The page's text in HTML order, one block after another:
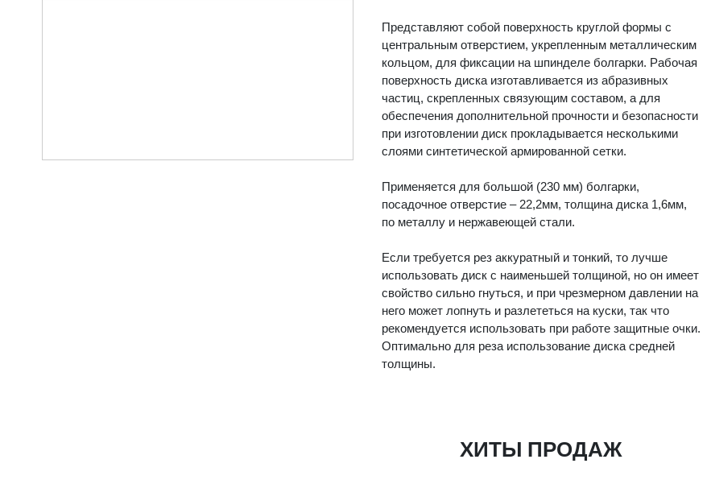
Представляют собой поверхность круглой формы с
центральным отверстием, укрепленным металлическим
кольцом, для фиксации на шпинделе болгарки. Рабочая
поверхность диска изготавливается из абразивных
частиц, скрепленных связующим составом, а для
обеспечения дополнительной прочности и безопасности
при изготовлении диск прокладывается несколькими
слоями синтетической армированной сетки.
Применяется для большой (230 мм) болгарки,
посадочное отверстие – 22,2мм, толщина диска 1,6мм,
по металлу и нержавеющей стали.
Если требуется рез аккуратный и тонкий, то лучше
использовать диск с наименьшей толщиной, но он имеет
свойство сильно гнуться, и при чрезмерном давлении на
него может лопнуть и разлететься на куски, так что
рекомендуется использовать при работе защитные очки.
Оптимально для реза использование диска средней
толщины.
ХИТЫ ПРОДАЖ